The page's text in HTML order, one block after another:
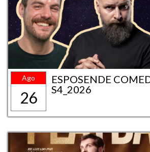
Ago
26
ESPOSENDE
S4_2026